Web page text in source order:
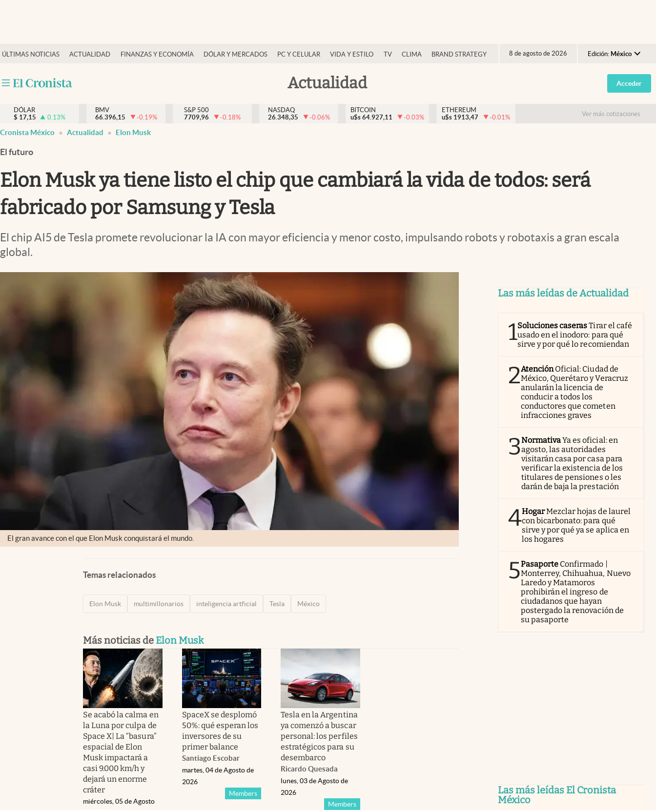
ÚLTIMAS NOTICIAS ACTUALIDAD FINANZAS Y ECONOMÍA DÓLAR Y MERCADOS PC Y CELULAR VIDA Y ESTILO TV CLIMA BRAND STRATEGY 8 de agosto de 2026 Edición: México
Argentina
España
USA
Actualidad
Actualidad
Internacionales
Opinión
Brand Strategy
Vida y estilo
Tv
Espiritualidad
Acceder
DÓLAR
$ 17,15 0.13%
BMV
66.396,15
-0.19%
S&P 500
7709,96
-0.18%
NASDAQ
26.348,35
-0.06%
BITCOIN
u$s 64.927,11 -0.03%
ETHEREUM
u$s 1913,47 -0.01% Ver más cotizaciones
Cronista México Actualidad Elon Musk
El futuro
Elon Musk ya tiene listo el chip que cambiará la vida de todos: será
fabricado por Samsung y Tesla
El chip AI5 de Tesla promete revolucionar la IA con mayor eficiencia y menor costo, impulsando robots y robotaxis a gran escala
global.
El gran avance con el que Elon Musk conquistará el mundo.
Temas relacionados
Elon Musk multimillonarios inteligencia artficial Tesla México
Más noticias de Elon Musk
Se acabó la calma en
la Luna por culpa de
Space X| La “basura”
espacial de Elon
Musk impactará a
casi 9.000 km/h y
dejará un enorme
cráter
miércoles, 05 de Agosto
SpaceX se desplomó
50%: qué esperan los
inversores de su
primer balance
Santiago Escobar
Members
martes, 04 de Agosto de
2026
Tesla en la Argentina
ya comenzó a buscar
personal: los perfiles
estratégicos para su
desembarco
Ricardo Quesada
Members
lunes, 03 de Agosto de
2026
Las más leídas de Actualidad
1Soluciones caserasTirar el café
usado en el inodoro: para qué
sirve y por qué lo recomiendan
2AtenciónOficial: Ciudad de
México, Querétaro y Veracruz
anularán la licencia de
conducir a todos los
conductores que cometen
infracciones graves
3NormativaYa es oficial: en
agosto, las autoridades
visitarán casa por casa para
verificar la existencia de los
titulares de pensiones o les
darán de baja la prestación
4HogarMezclar hojas de laurel
con bicarbonato: para qué
sirve y por qué ya se aplica en
los hogares
5Pasaporte Confirmado |
Monterrey, Chihuahua, Nuevo
Laredo y Matamoros
prohibirán el ingreso de
ciudadanos que hayan
postergado la renovación de
su pasaporte
Las más leídas El Cronista
México